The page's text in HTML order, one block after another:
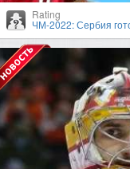
Rating
ЧМ-2022: Сербия